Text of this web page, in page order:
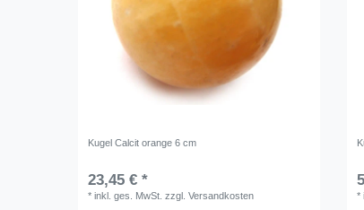
Kugel Calcit orange 6 cm
23,45 € *
*inkl. ges. MwSt. zzgl.Versandkosten *